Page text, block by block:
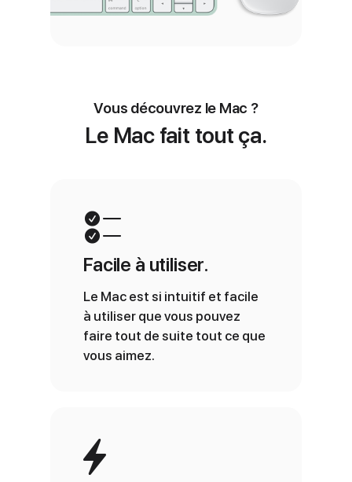
Vous découvrez le Mac ?
Le Mac fait tout ça.
Facile à utiliser.
Le Mac est si intuitif et facile
à utiliser que vous pouvez
faire tout de suite tout ce que
vous aimez.